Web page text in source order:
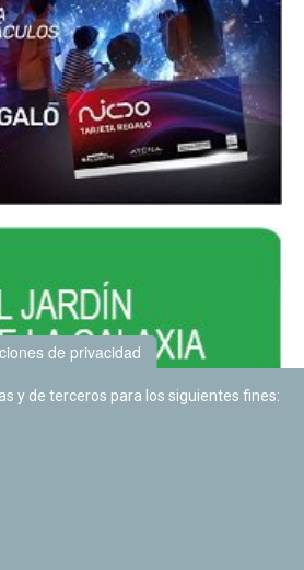
de privacidad
y de terceros para los siguientes fines: